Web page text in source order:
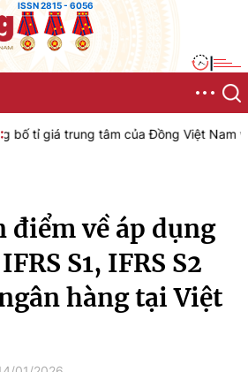
ISSN 2815 - 6056
tâm của Đồng Việt Nam với Đô la
điểm về áp dụng
S1, IFRS S2
hàng tại Việt